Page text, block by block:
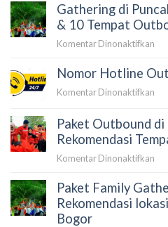
di
Gathering di
& 10 Tempat
Komentar Dinonaktifkan
di
2026
Nomor Hotline
Komentar Dinonaktifkan
Paket Outbound di
Rekomendasi
Komentar Dinonaktifkan
di
Paket Family
Rekomendasi
Bogor